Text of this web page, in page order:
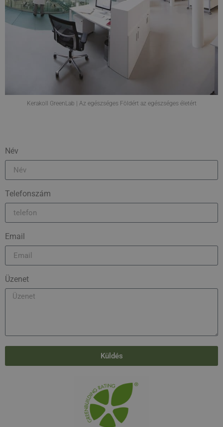
Kerakoll GreenLab | Az egészséges Földért az egészséges életért
Név
Telefonszám
Email
Üzenet
Küldés